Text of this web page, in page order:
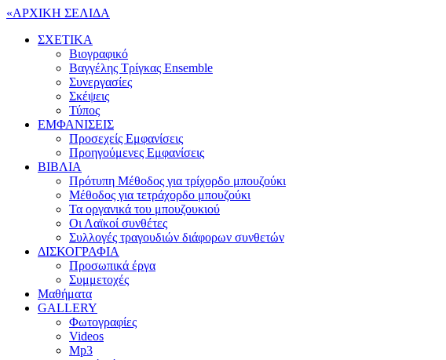
«ΑΡΧΙΚΗ ΣΕΛΙΔΑ
ΣΧΕΤΙΚΑ
Βιογραφικό
Βαγγέλης Τρίγκας Ensemble
Συνεργασίες
Σκέψεις
Τύπος
ΕΜΦΑΝΙΣΕΙΣ
Προσεχείς Εμφανίσεις
Προηγούμενες Εμφανίσεις
ΒΙΒΛΙΑ
Πρότυπη Μέθοδος για τρίχορδο μπουζούκι
Μέθοδος για τετράχορδο μπουζούκι
Τα οργανικά του μπουζουκιού
Οι Λαϊκοί συνθέτες
Συλλογές τραγουδιών διάφορων συνθετών
ΔΙΣΚΟΓΡΑΦΙΑ
Προσωπικά έργα
Συμμετοχές
Μαθήματα
GALLERY
Φωτογραφίες
Videos
Mp3